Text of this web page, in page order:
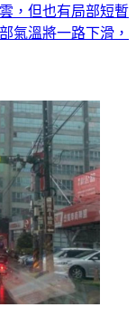
，但也有局部短暫
氣溫將一路下滑，